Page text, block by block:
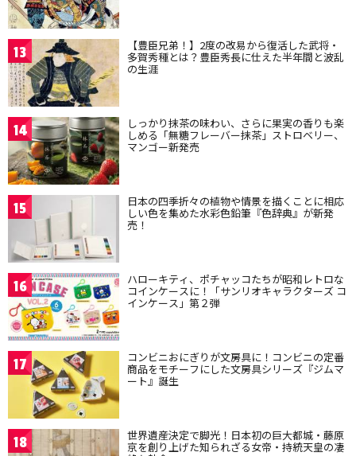
13 【豊臣兄弟！】2度の改易から復活した武将・
多賀秀種とは？豊臣秀長に仕えた半年間と波乱
の生涯
14 しっかり抹茶の味わい、さらに果実の香りも楽
しめる「無糖フレーバー抹茶」ストロベリー、
マンゴー新発売
15 日本の四季折々の植物や情景を描くことに相応
しい色を集めた水彩色鉛筆『色辞典』が新発
売！
16 ハローキティ、ポチャッコたちが昭和レトロな
コインケースに！「サンリオキャラクターズ コ
インケース」第２弾
17 コンビニおにぎりが文房具に！コンビニの定番
商品をモチーフにした文房具シリーズ『ジムマ
ート』誕生
18 世界遺産決定で脚光！日本初の巨大都城・藤原
京を創り上げた知られざる女帝・持統天皇の凄